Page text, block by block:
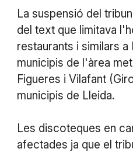
La suspensió del
del text que limitava
restaurants i similars a
municipis de l'àrea
Figueres i Vilafant
municipis de Lleida.
Les discoteques en
afectades ja que el